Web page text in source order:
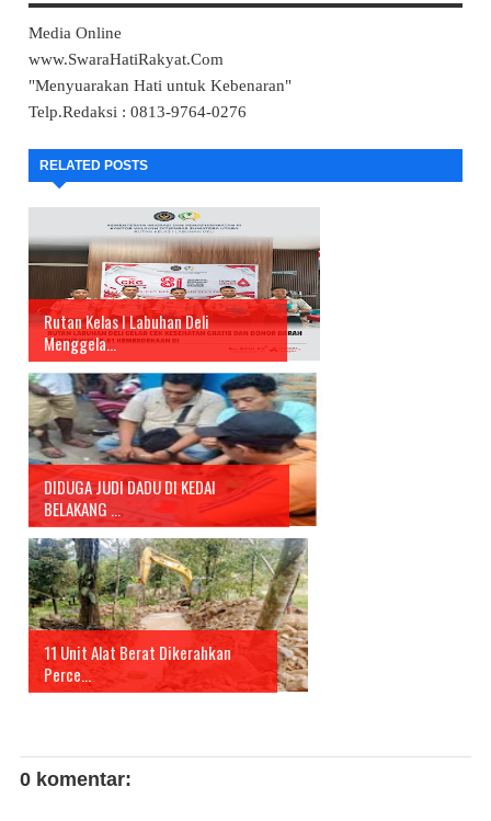
Media Online
www.SwaraHatiRakyat.Com
"Menyuarakan Hati untuk Kebenaran"
Telp.Redaksi : 0813-9764-0276
RELATED POSTS
Rutan Kelas I Labuhan Deli
Menggela...
DIDUGA JUDI DADU DI KEDAI
BELAKANG ...
11 Unit Alat Berat Dikerahkan
Perce...
0 komentar: